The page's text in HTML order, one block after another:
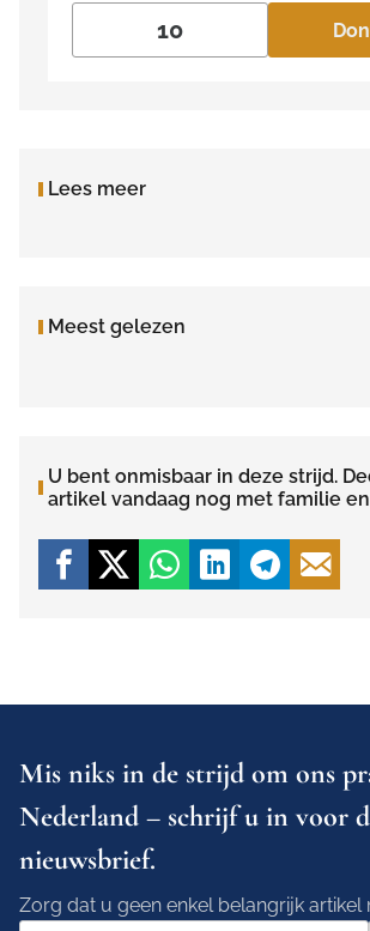
Lees meer
Meest gelezen
U bent onmisbaar in deze strijd.
artikel vandaag nog met familie
Mis niks in de strijd om ons
Nederland – schrijf u in voor
nieuwsbrief.
Zorg dat u geen enkel belangrijk artikel